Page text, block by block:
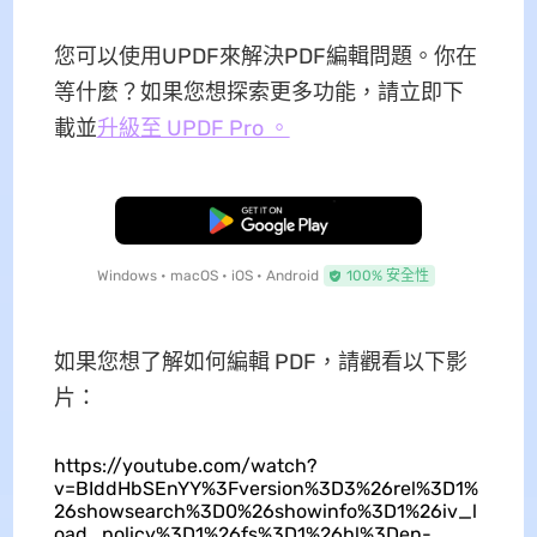
您可以使用UPDF來解決PDF編輯問題。你在
等什麼？如果您想探索更多功能，請立即下
載並升級至 UPDF Pro 。
免費下載
Windows • macOS • iOS • Android 100% 安全性
如果您想了解如何編輯 PDF，請觀看以下影
片：
https://youtube.com/watch?
v=BIddHbSEnYY%3Fversion%3D3%26rel%3D1%
26showsearch%3D0%26showinfo%3D1%26iv_l